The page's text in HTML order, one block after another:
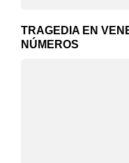
TRAGEDIA EN
NÚMEROS